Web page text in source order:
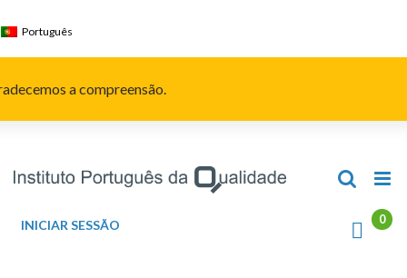
to
Português
a compreensão.
INICIAR SESSÃO